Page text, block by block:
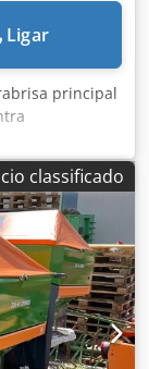
Ligar
principal
/
para
de
sistema de
ZA.
Aamskr
classificado